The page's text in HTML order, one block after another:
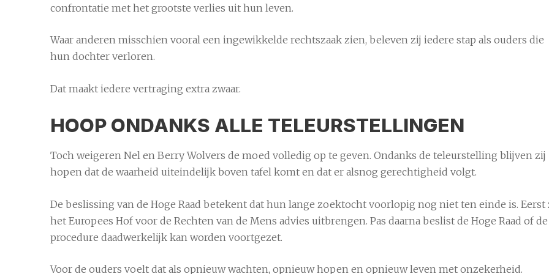
confrontatie met het grootste verlies uit hun leven.
Waar anderen misschien vooral een ingewikkelde rechtszaak zien, beleven zij iedere stap als ouders die
hun dochter verloren.
Dat maakt iedere vertraging extra zwaar.
HOOP ONDANKS ALLE TELEURSTELLINGEN
Toch weigeren Nel en Berry Wolvers de moed volledig op te geven. Ondanks de teleurstelling blijven zij
hopen dat de waarheid uiteindelijk boven tafel komt en dat er alsnog gerechtigheid volgt.
De beslissing van de Hoge Raad betekent dat hun lange zoektocht voorlopig nog niet ten einde is. Eerst
het Europees Hof voor de Rechten van de Mens advies uitbrengen. Pas daarna beslist de Hoge Raad of de
procedure daadwerkelijk kan worden voortgezet.
Voor de ouders voelt dat als opnieuw wachten, opnieuw hopen en opnieuw leven met onzekerheid.